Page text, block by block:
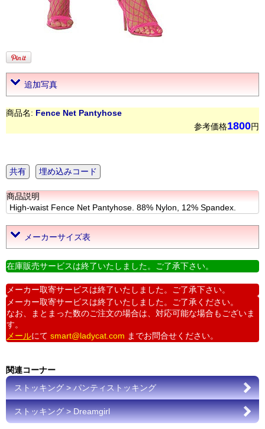
追加写真
商品名: Fence Net Pantyhose
参考価格1800円
共有 埋め込みコード
商品説明
High-waist Fence Net Pantyhose. 88% Nylon, 12% Spandex.
メーカーサイズ表
在庫販売サービスは終了いたしました。ご了承下さい。
メーカー取寄サービスは終了いたしました。ご了承下さい。
メーカー取寄サービスは終了いたしました。ご了承ください。
なお、まとまった数のご注文の場合は、対応可能な場合もございま
す。
メールにて smart@ladycat.com までお問合せください。
関連コーナー
ストッキング > パンティストッキング
ストッキング > Dreamgirl